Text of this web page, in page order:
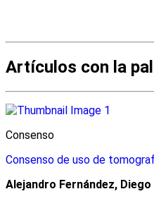
Artículos con la
Consenso
Consenso de uso de
Alejandro Fernández,